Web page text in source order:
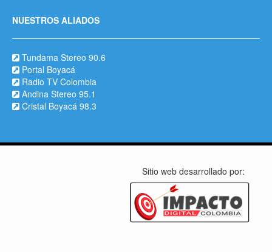
NUESTROS ALIADOS
Tundama Stereo 90.6
Portal Boyacá
Radio TV Colombia
Andina Stereo 95.1
Cristal Boyacá 98.3
Sitio web desarrollado por: